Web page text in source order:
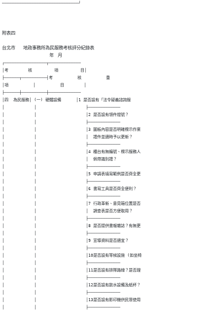
───────────────────────────────┘
附表四
台北市        地政事務所為民服務考核評分紀錄表
┌─────────────────┬─────────────
│考        核         項         目│
├──────┬──────────┤考          核          重
│項          │          目        │
├──────┼──────────┼─────────────
│四  為民服務│ (一) 硬體設備      │1 是否設有「法令疑義諮詢服
│            │                    ├─────────────
│            │                    │2 是否設有領件燈號？
│            │                    ├─────────────
│            │                    │3 圖板內容是否明確標示作業
│            │                    │  證件並適時予以更新？
│            │                    ├─────────────
│            │                    │4 櫃台有無編號、標示服務人
│            │                    │  佩帶識別證？
│            │                    ├─────────────
│            │                    │5 申請表填寫範例是否齊全更
│            │                    ├─────────────
│            │                    │6 書寫工具是否齊全便利？
│            │                    ├─────────────
│            │                    │7 行政革新、意見箱位置是否
│            │                    │  調查表是否方便取用？
│            │                    ├─────────────
│            │                    │8 是否提供書報雜誌？有無更
│            │                    ├─────────────
│            │                    │9 宣導資料是否適宜？
│            │                    ├─────────────
│            │                    │10是否設有等候設施 (如坐椅
│            │                    ├─────────────
│            │                    │11是否設有排隊路線？是否理
│            │                    ├─────────────
│            │                    │12是否設有飲水設備及紙杯？
│            │                    ├─────────────
│            │                    │13是否設有影印機供民眾使用
│            │                    ├─────────────